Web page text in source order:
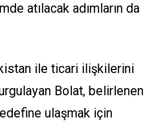
atılacak adımların da
ile ticari ilişkilerini
Bolat, belirlenen
ulaşmak için